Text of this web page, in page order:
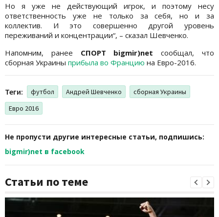
Но я уже не действующий игрок, и поэтому несу
ответственность уже не только за себя, но и за
коллектив. И это совершенно другой уровень
переживаний и концентрации“, – сказал Шевченко.
Напомним, ранее СПОРТ bigmir)net сообщал, что
сборная Украины прибыла во Францию на Евро-2016.
Теги: футбол Андрей Шевченко
сборная Украины
Евро 2016
Не пропусти другие интересные статьи, подпишись:
bigmir)net в facebook
Статьи по теме